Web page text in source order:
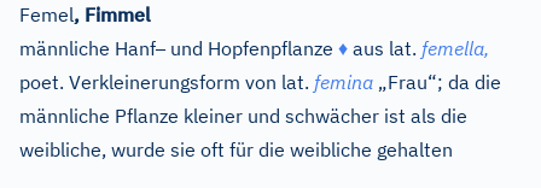
Femel, Fimmel
männliche Hanf–und Hopfenpflanze ♦ aus lat. femella,
poet. Verkleinerungsform von lat. femina „Frau“; da die
männliche Pflanze kleiner und schwächer ist als die
weibliche, wurde sie oft für die weibliche gehalten